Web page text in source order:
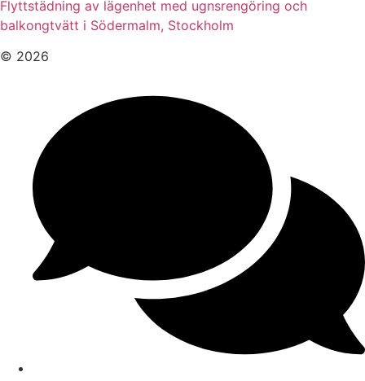
Flyttstädning av lägenhet med ugnsrengöring och
balkongtvätt i Södermalm, Stockholm
© 2026